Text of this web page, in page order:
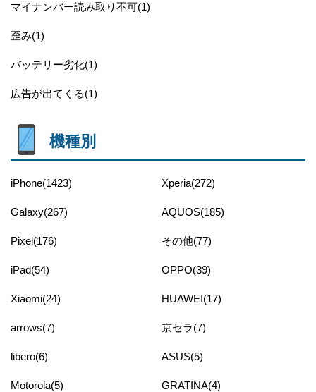
マイナンバー読み取り不可(1)
歪み(1)
バッテリー劣化(1)
広告が出てくる(1)
機種別
iPhone(1423) Xperia(272)
Galaxy(267) AQUOS(185)
Pixel(176) その他(77)
iPad(54) OPPO(39)
Xiaomi(24) HUAWEI(17)
arrows(7) 京セラ(7)
libero(6) ASUS(5)
Motorola(5) GRATINA(4)